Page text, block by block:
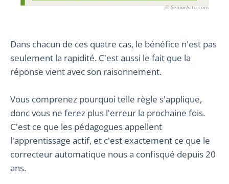
© SeniorActu.com
Dans chacun de ces quatre cas, le bénéfice n'est pas
seulement la rapidité. C'est aussi le fait que la
réponse vient avec son raisonnement.
Vous comprenez pourquoi telle règle s'applique,
donc vous ne ferez plus l'erreur la prochaine fois.
C'est ce que les pédagogues appellent
l'apprentissage actif, et c'est exactement ce que le
correcteur automatique nous a confisqué depuis 20
ans.